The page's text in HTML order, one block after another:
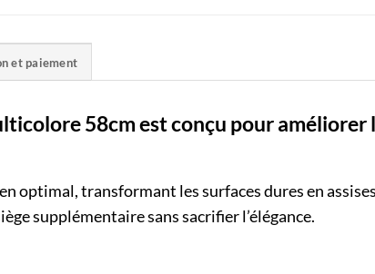
et paiement
58cm est conçu pour améliorer
optimal, transformant les surfaces dures en assises
supplémentaire sans sacrifier l’élégance.